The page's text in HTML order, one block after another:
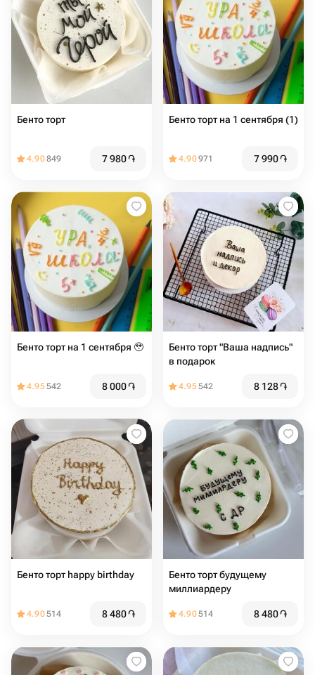
Бенто торт
4.90849 7 980֏
Бенто торт на 1 сентября (1)
4.90971 7 990֏
Бенто торт на 1 сентября 🥹
4.95542 8 000֏
Бенто торт "Ваша надпись"
в подарок
4.95542 8 128֏
Бенто торт happy birthday ️
4.90514 8 480֏
Бенто торт будущему
миллиардеру
4.90514 8 480֏